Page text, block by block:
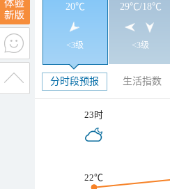
20℃
<3级
29℃/18℃
<3级
分时段预报 生活指数
23时
22℃